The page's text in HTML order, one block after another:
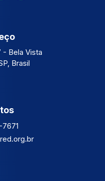
- Bela Vista
Brasil
7671